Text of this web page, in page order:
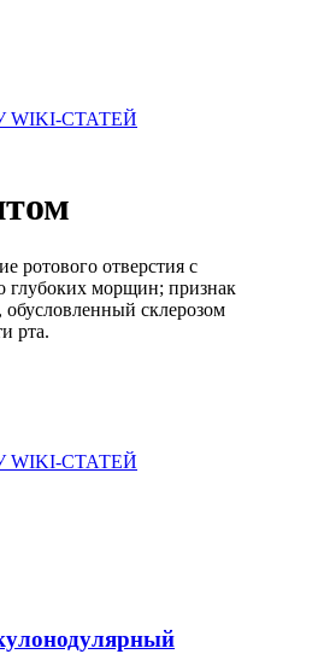
СТАТЕЙ
ротового отверстия с
глубоких морщин; признак
склерозом
рта.
СТАТЕЙ